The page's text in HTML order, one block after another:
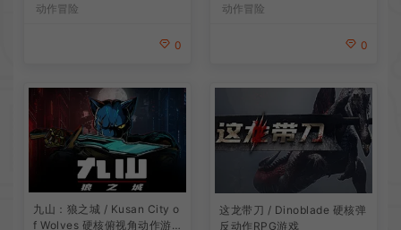
动作冒险
0
动作冒险
0
九山：狼之城 / Kusan City o
f Wolves 硬核俯视角动作游
这龙带刀 / Dinoblade 硬核弹
反动作RPG游戏